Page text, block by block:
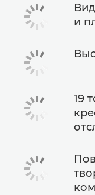
и
19